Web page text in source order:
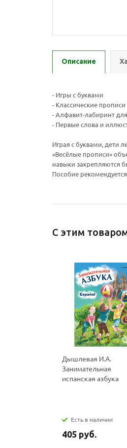
Описание
- Игры с буквами
- Классические прописи
- Алфавит-лабиринт
- Первые слова и
Играя с буквами, дети
«Весёлые прописи»
навыки закрепляются
Пособие
С этим
Дышлевая И.А.
Занимательная
испанская азбука
Есть в наличии
405 руб.